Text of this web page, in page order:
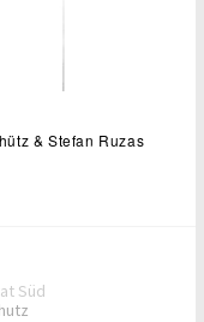
& Stefan Ruzas
Süd